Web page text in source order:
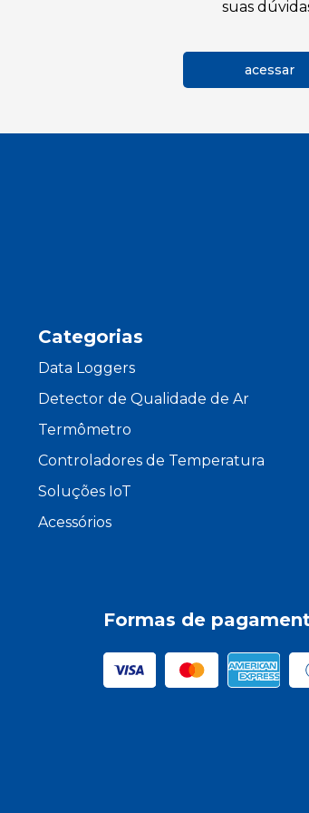
suas
acessar
Categorias
Data Loggers
Detector de Qualidade de Ar
Termômetro
Controladores de Temperatura
Soluções IoT
Acessórios
Formas de